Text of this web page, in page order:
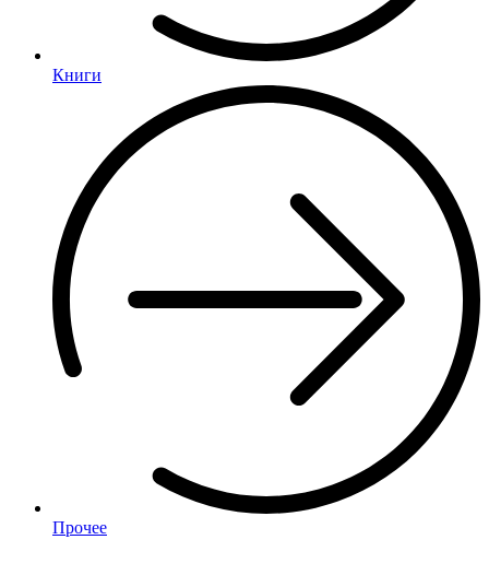
Книги
Прочее